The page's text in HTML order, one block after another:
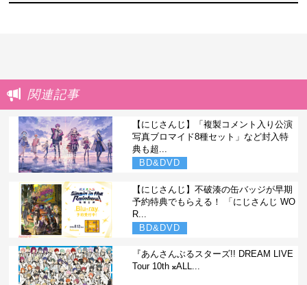
関連記事
【にじさんじ】「複製コメント入り公演
写真ブロマイド8種セット」など封入特
典も超...
BD&DVD
【にじさんじ】不破湊の缶バッジが早期
予約特典でもらえる！ 「にじさんじ WO
R...
BD&DVD
『あんさんぶるスターズ!! DREAM LIVE
Tour 10th 𝄪ALL...